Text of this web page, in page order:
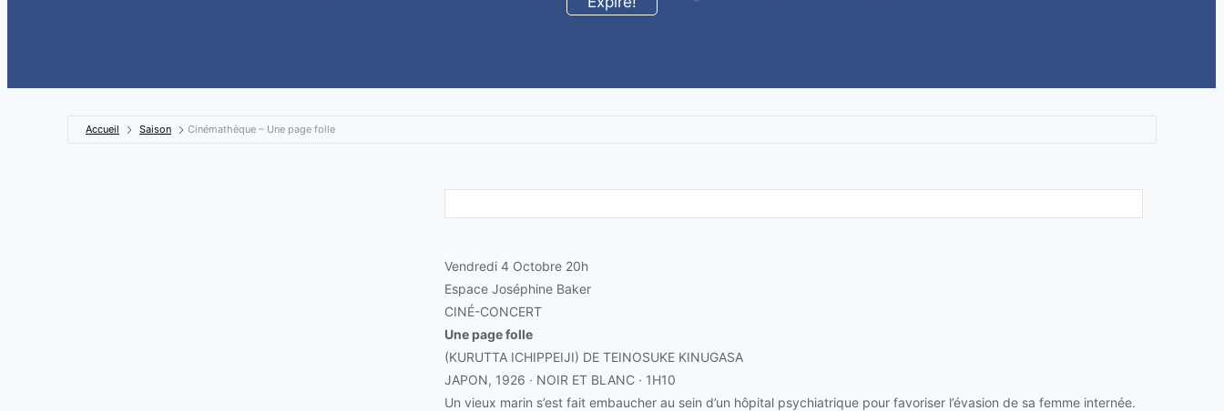
Accueil Saison Cinémathèque – Une page folle
Vendredi 4 Octobre 20h
Espace Joséphine Baker
CINÉ-CONCERT
Une page folle
(KURUTTA ICHIPPEIJI) DE TEINOSUKE KINUGASA
JAPON, 1926 · NOIR ET BLANC · 1H10
Un vieux marin s’est fait embaucher au sein d’un hôpital psychiatrique pour favoriser l’évasion de sa femme internée.